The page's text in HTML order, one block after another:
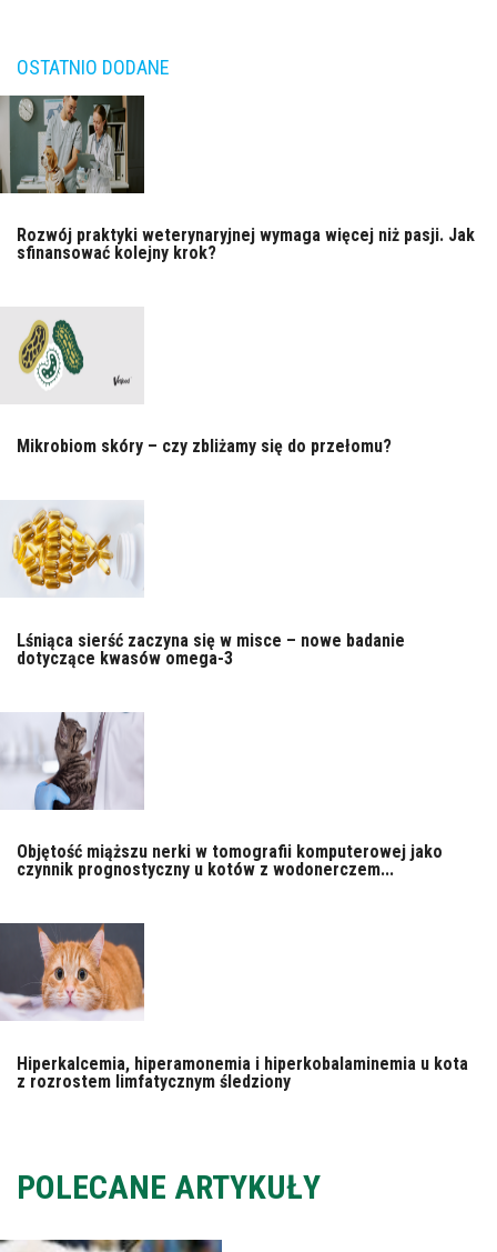
OSTATNIO DODANE
Rozwój praktyki weterynaryjnej wymaga więcej niż pasji. Jak
sfinansować kolejny krok?
Mikrobiom skóry – czy zbliżamy się do przełomu?
Lśniąca sierść zaczyna się w misce – nowe badanie
dotyczące kwasów omega-3
Objętość miąższu nerki w tomografii komputerowej jako
czynnik prognostyczny u kotów z wodonerczem...
Hiperkalcemia, hiperamonemia i hiperkobalaminemia u kota
z rozrostem limfatycznym śledziony
POLECANE ARTYKUŁY